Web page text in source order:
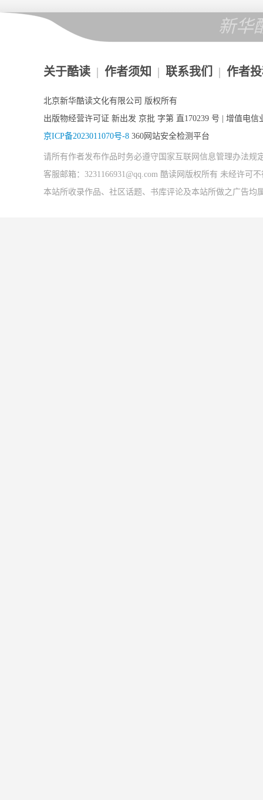
新华
关于酷读 | 作者须知 | 联系我们 | 作者
北京新华酷读文化有限公司 版权所有
出版物经营许可证 新出发 京批 字第 直170239 号 | 增值电信
京ICP备2023011070号-8 360网站安全检测平台
请所有作者发布作品时务必遵守国家互联网信息管理办法
客服邮箱：3231166931@qq.com 酷读网版权所有 未经许可
本站所收录作品、社区话题、书库评论及本站所做之广告均